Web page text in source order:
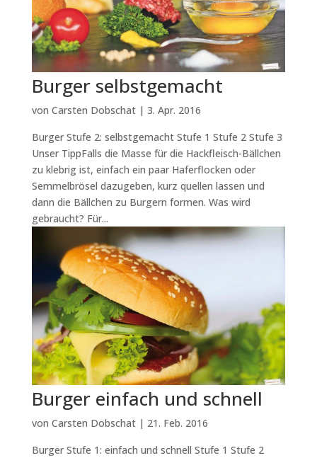
Burger selbstgemacht
von Carsten Dobschat| 3. Apr. 2016
Burger Stufe 2: selbstgemacht Stufe 1 Stufe 2 Stufe 3
Unser TippFalls die Masse für die Hackfleisch-Bällchen
zu klebrig ist, einfach ein paar Haferflocken oder
Semmelbrösel dazugeben, kurz quellen lassen und
dann die Bällchen zu Burgern formen. Was wird
gebraucht? Für...
Burger einfach und schnell
von Carsten Dobschat| 21. Feb. 2016
Burger Stufe 1: einfach und schnell Stufe 1 Stufe 2